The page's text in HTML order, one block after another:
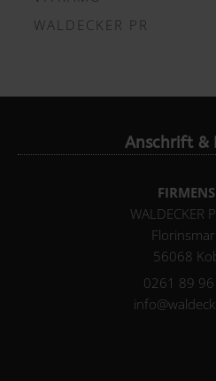
WALDECKER PR
Anschrift &
WALDECKER
56068
0261 89